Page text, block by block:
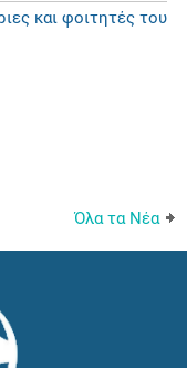
και φοιτητές του
Όλα τα Νέα